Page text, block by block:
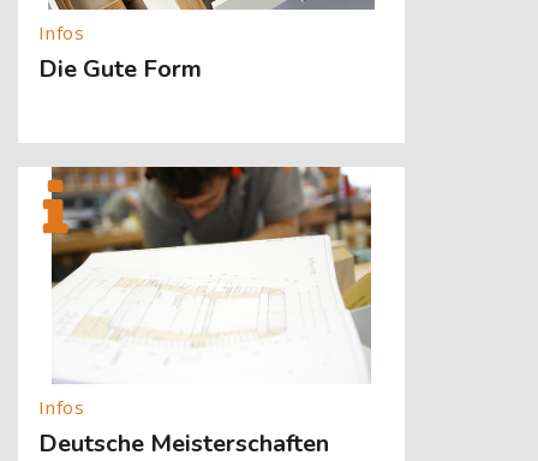
Die Gute Form
[Cocoon] About (Text with Image) überspringen
Deutsche Meisterschaften